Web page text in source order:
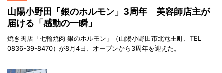
山陽小野田「銀のホルモン」3周年 美容師店主が
届ける「感動の一瞬」
焼き肉店「七輪焼肉 銀のホルモン」（山陽小野田市北竜王町、TEL
0836-39-8470）が8月4日、オープンから3周年を迎えた。